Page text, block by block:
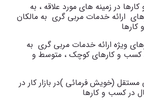
در زمینه های مورد علاقه ، به
ارائه خدمات مربی گری به مالکان
ویژه ارائه خدمات مربی گری به
کسب و کارهای کوچک ، متوسط و
(خویش فرمائی )در بازار کار در
در کسب و کارها